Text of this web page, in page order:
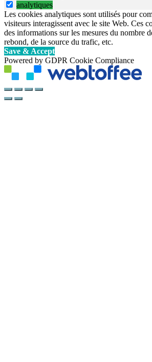
analytiques
Les cookies analytiques sont utilisés pour
visiteurs interagissent avec le site Web. Ces
des informations sur les mesures du nombre
rebond, de la source du trafic, etc.
Save & Accept
Powered by GDPR Cookie Compliance